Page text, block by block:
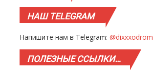
НАШTELEGRAM
Напишите нам в Telegram: @dixxxodrom
ПОЛЕЗНЫЕССЫЛКИ…